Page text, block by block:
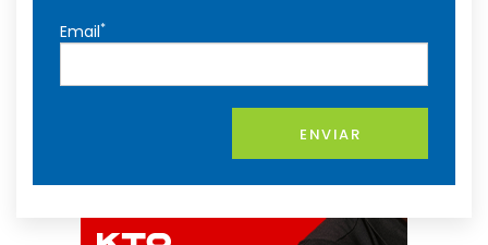
Email*
ENVIAR